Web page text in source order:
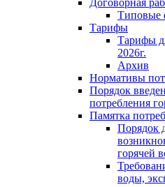
Договорная
Типовые
Тарифы
Тарифы
2026г.
Архив
Нормативы
Порядок
потребления
Памятка
Порядок
горячей
воды,